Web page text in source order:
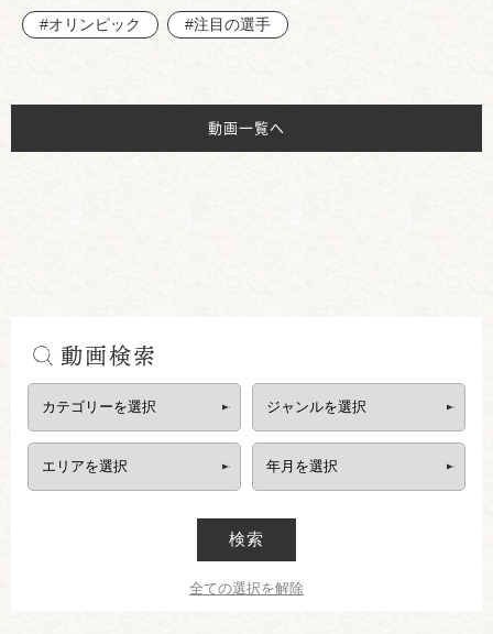
#オリンピック #注目の選手
動画一覧へ
動画検索
検索
全ての選択を解除